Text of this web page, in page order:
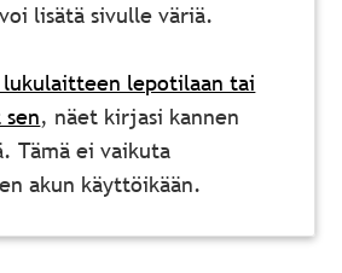
lisätä sivulle väriä.
lepotilaan tai
, näet kirjasi kannen
Tämä ei vaikuta
akun käyttöikään.